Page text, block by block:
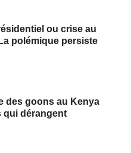
ou crise au
polémique persiste
des goons au Kenya
qui dérangent